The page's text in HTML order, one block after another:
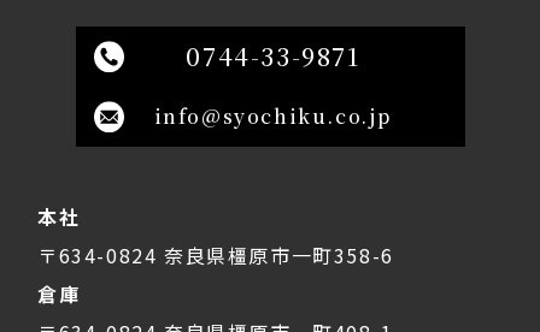
0744-33-9871
info@syochiku.co.jp
本社
〒634-0824 奈良県橿原市一町358-6
倉庫